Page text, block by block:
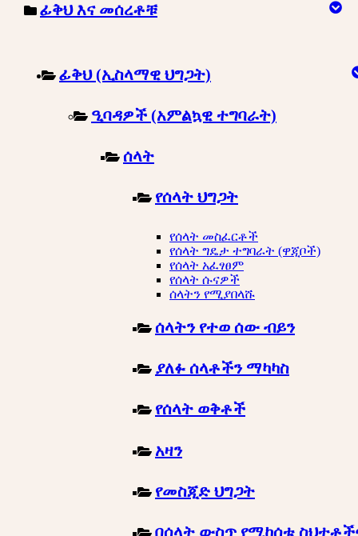
ፊቅህ እና መሰረቶቹ
ፊቅህ (ኢስላማዊ ህግጋት)
ዒባዳዎች (አምልኳዊ ተግባራት)
ሰላት
የሰላት ህግጋት
የሰላት መስፈርቶች
የሰላት ግዴታ ተግባራት (ዋጂቦች)
የሰላት አፈፃፀም
የሰላት ሱናዎች
ሰላትን የሚያበላሹ
ሰላትን የተወ ሰው ብይን
ያለፉ ሰላቶችን ማካካስ
የሰላት ወቅቶች
አዛን
የመስጂድ ህግጋት
በሰላት ውስጥ የሚከሰቱ